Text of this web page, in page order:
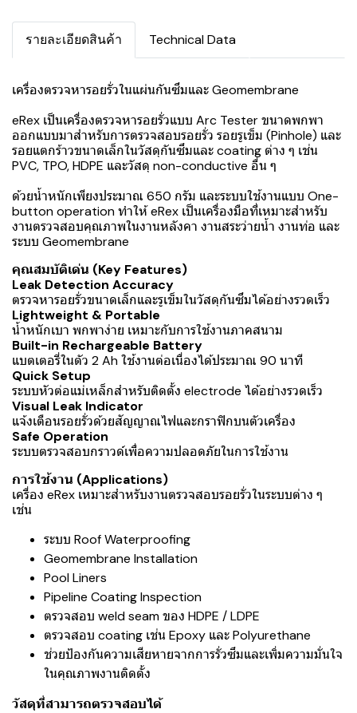
รายละเอียดสินค้า Technical Data
เครื่องตรวจหารอยรั่วในแผ่นกันซึมและ Geomembrane
eRex เป็นเครื่องตรวจหารอยรั่วแบบ Arc Tester ขนาดพกพา
ออกแบบมาสำหรับการตรวจสอบรอยรั่ว รอยรูเข็ม (Pinhole) และ
รอยแตกร้าวขนาดเล็กในวัสดุกันซึมและ coating ต่าง ๆ เช่น
PVC, TPO, HDPE และวัสดุ non-conductive อื่น ๆ
ด้วยน้ำหนักเพียงประมาณ 650 กรัม และระบบใช้งานแบบ One-
button operation ทำให้ eRex เป็นเครื่องมือที่เหมาะสำหรับ
งานตรวจสอบคุณภาพในงานหลังคา งานสระว่ายน้ำ งานท่อ และ
ระบบ Geomembrane
คุณสมบัติเด่น (Key Features)
Leak Detection Accuracy
ตรวจหารอยรั่วขนาดเล็กและรูเข็มในวัสดุกันซึมได้อย่างรวดเร็ว
Lightweight & Portable
น้ำหนักเบา พกพาง่าย เหมาะกับการใช้งานภาคสนาม
Built-in Rechargeable Battery
แบตเตอรี่ในตัว 2 Ah ใช้งานต่อเนื่องได้ประมาณ 90 นาที
Quick Setup
ระบบหัวต่อแม่เหล็กสำหรับติดตั้ง electrode ได้อย่างรวดเร็ว
Visual Leak Indicator
แจ้งเตือนรอยรั่วด้วยสัญญาณไฟและกราฟิกบนตัวเครื่อง
Safe Operation
ระบบตรวจสอบกราวด์เพื่อความปลอดภัยในการใช้งาน
การใช้งาน (Applications)
เครื่อง eRex เหมาะสำหรับงานตรวจสอบรอยรั่วในระบบต่าง ๆ
เช่น
ระบบ Roof Waterproofing
Geomembrane Installation
Pool Liners
Pipeline Coating Inspection
ตรวจสอบ weld seam ของ HDPE / LDPE
ตรวจสอบ coating เช่น Epoxy และ Polyurethane
ช่วยป้องกันความเสียหายจากการรั่วซึมและเพิ่มความมั่นใจ
ในคุณภาพงานติดตั้ง
วัสดุที่สามารถตรวจสอบได้